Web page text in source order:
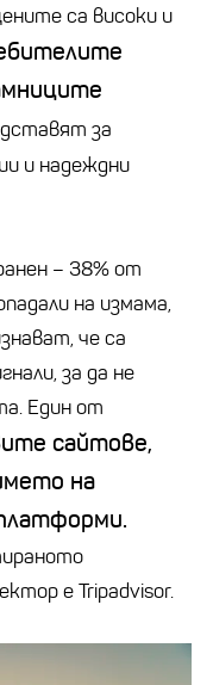
са високи и
за
и надеждни
– 38% от
на измама,
че са
за да не
Един от
сайтове,
на
е Tripadvisor.